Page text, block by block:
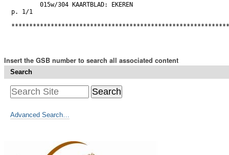
	015w/304 KAARTBLAD: EKEREN
p. 1/1
Insert the GSB number to search all associated content
Search
Advanced Search…